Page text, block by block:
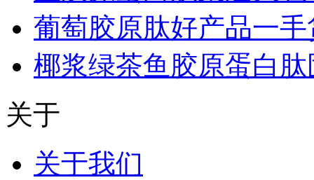
葡萄胶原肽好产品一
椰浆绿茶鱼胶原蛋白
关于
关于我们